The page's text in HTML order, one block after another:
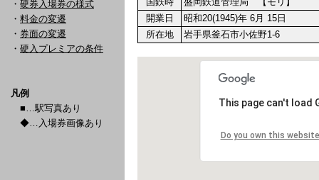
・ 硬券入場券の様式
・ 料金の変遷
・ 券面の変遷
・ 硬入プレミアの条件
凡例
■…駅写真あり
◆…入場券画像あり
開業日
昭和20(1945)年 6月 15日
所在地
岩手県釜石市小佐野1-6